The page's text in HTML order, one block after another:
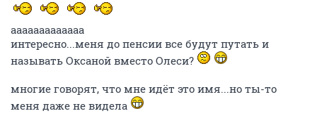
ааааааааааааа
интересно...меня до пенсии все будут путать и
называть Оксаной вместо Олеси?
многие говорят, что мне идёт это имя...но ты-то
меня даже не видела